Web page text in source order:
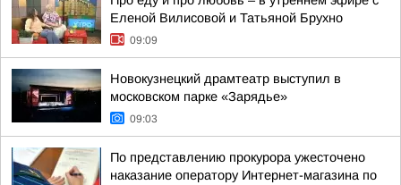
Еленой Вилисовой и Татьяной Брухно
09:09
Новокузнецкий драмтеатр выступил в
московском парке «Зарядье»
09:03
По представлению прокурора ужесточено
наказание оператору Интернет-магазина по